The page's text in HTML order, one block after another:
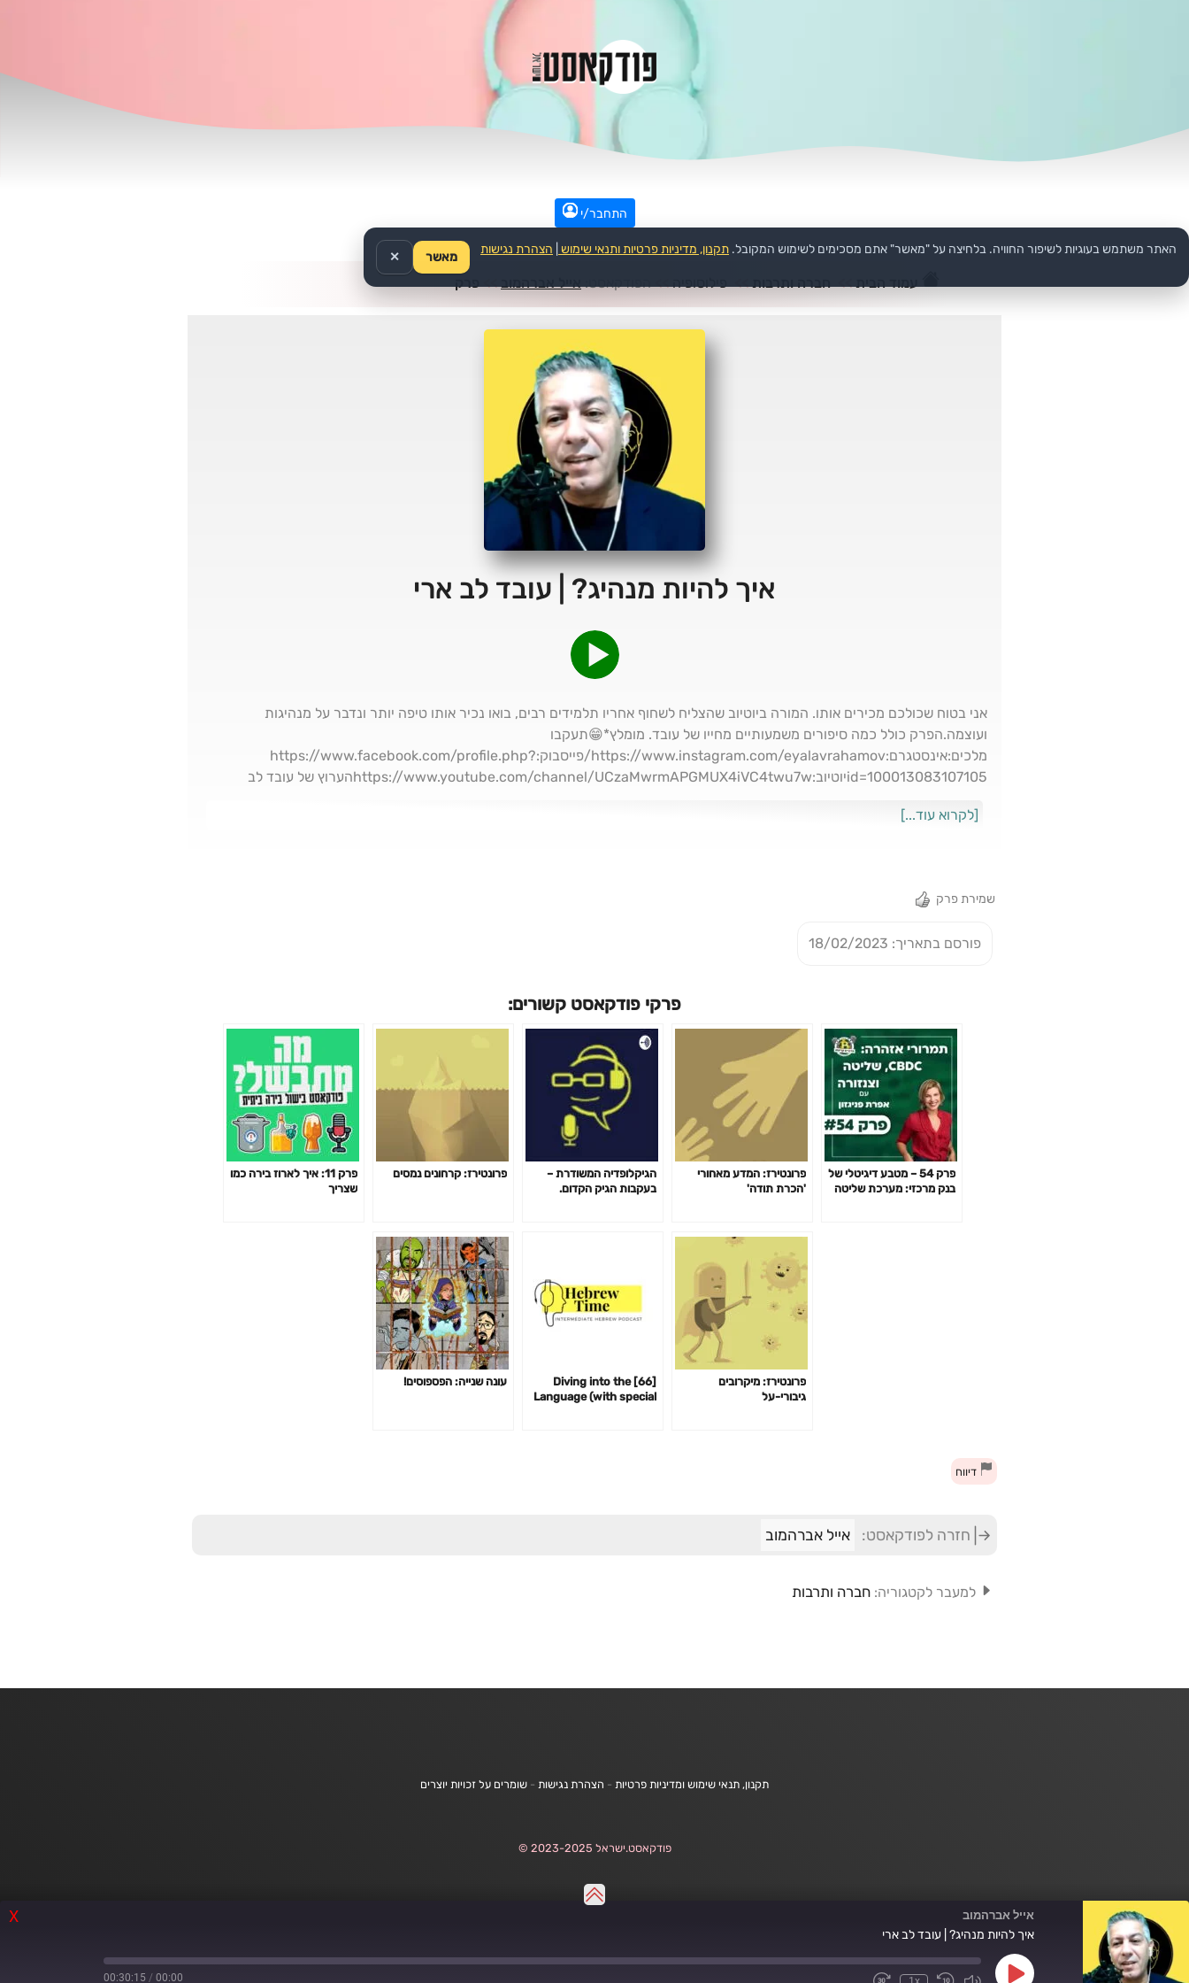
התחבר/י
עמוד הבית >> חברה ותרבות >> פילוסופיה >>הפודקאסט: אייל אברהמוב >>פרק
איך להיות מנהיג? | עובד לב ארי
X אייל אברהמוב
איך להיות מנהיג? | עובד לב ארי
Play
00:00
/
00:30:15
אני בטוח שכולכם מכירים אותו. המורה ביוטיוב שהצליח לשחוף אחריו תלמידים רבים, בואו נכיר אותו טיפה יותר ונדבר על מנהיגות
ועוצמה.הפרק כולל כמה סיפורים משמעותיים מחייו של עובד. מומלץ*😁תעקבו
מלכים:אינסטגרם:https://www.instagram.com/eyalavrahamov/פייסבוק:https://www.facebook.com/profile.php?
id=100013083107105יוטיוב:https://www.youtube.com/channel/UCzaMwrmAPGMUX4iVC4twu7wהערוץ של עובד לב
[לקרוא עוד...]
שמירת פרק
פורסם בתאריך: 18/02/2023
פרקי פודקאסט קשורים:
פרק 54 – מטבע דיגיטלי של
בנק מרכזי: מערכת שליטה
פרונטירז: המדע מאחורי
'הכרת תודה'
הגיקלופדיה המשודרת –
בעקבות הגיק הקדום.
פרונטירז: קרחונים נמסים
פרק 11: איך לארוז בירה כמו
שצריך
פרונטירז: מיקרובים
גיבורי-על
[66] Diving into the
Language (with special
עונה שנייה: הפספוסים!
דיווח
חזרה לפודקאסט: אייל אברהמוב
למעבר לקטגוריה: חברה ותרבות
תקנון, תנאי שימוש ומדיניות פרטיות - הצהרת נגישות - שומרים על זכויות יוצרים
פודקאסט.ישראל 2023-2025 ©
האתר משתמש בעוגיות לשיפור החוויה. בלחיצה על "מאשר" אתם מסכימים לשימוש המקובל. תקנון, מדיניות פרטיות ותנאי שימוש הצהרת נגישות
מאשר ✕